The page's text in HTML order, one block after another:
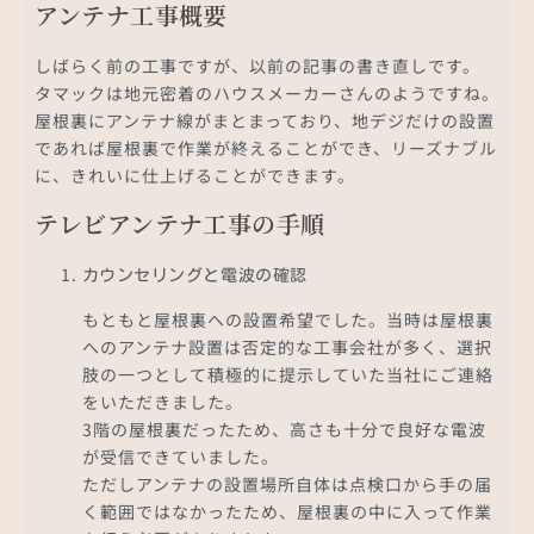
アンテナ工事概要
しばらく前の工事ですが、以前の記事の書き直しです。
タマックは地元密着のハウスメーカーさんのようですね。
屋根裏にアンテナ線がまとまっており、地デジだけの設置
であれば屋根裏で作業が終えることができ、リーズナブル
に、きれいに仕上げることができます。
テレビアンテナ工事の手順
カウンセリングと電波の確認
もともと屋根裏への設置希望でした。当時は屋根裏
へのアンテナ設置は否定的な工事会社が多く、選択
肢の一つとして積極的に提示していた当社にご連絡
をいただきました。
3階の屋根裏だったため、高さも十分で良好な電波
が受信できていました。
ただしアンテナの設置場所自体は点検口から手の届
く範囲ではなかったため、屋根裏の中に入って作業